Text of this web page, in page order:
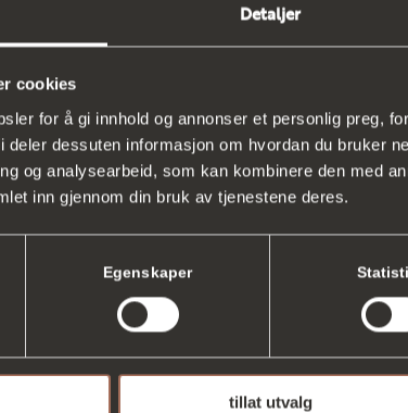
Detaljer
cookies
for å gi innhold og annonser et personlig preg,
deler dessuten informasjon om hvordan du bruker
og analysearbeid, som kan kombinere den med
inn gjennom din bruk av tjenestene deres.
Egenskaper
tillat utvalg